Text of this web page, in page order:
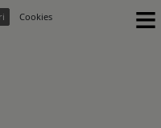
Cookies ≡